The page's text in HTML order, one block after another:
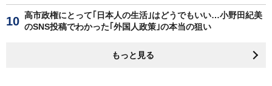
高市政権にとって｢日本人の生活｣はどうでもいい…小野田紀美
のSNS投稿でわかった｢外国人政策｣の本当の狙い
もっと見る